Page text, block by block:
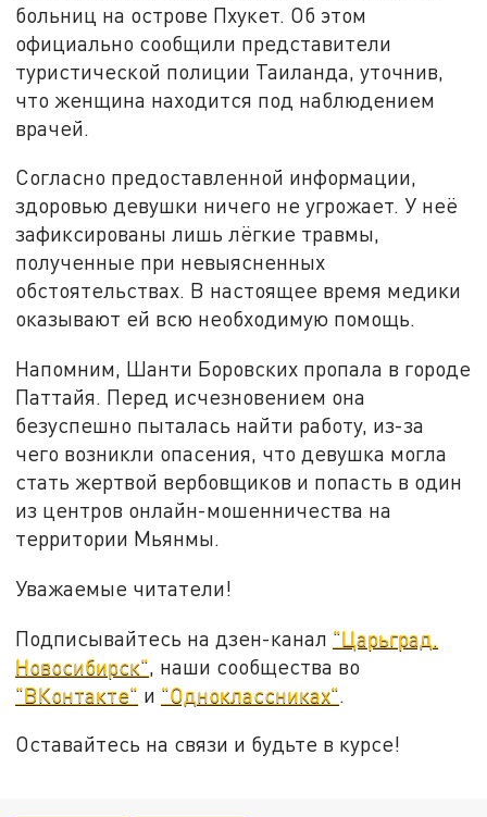
больниц на острове Пхукет. Об этом
официально сообщили представители
туристической полиции Таиланда, уточнив,
что женщина находится под наблюдением
врачей.
Согласно предоставленной информации,
здоровью девушки ничего не угрожает. У неё
зафиксированы лишь лёгкие травмы,
полученные при невыясненных
обстоятельствах. В настоящее время медики
оказывают ей всю необходимую помощь.
Напомним, Шанти Боровских пропала в городе
Паттайя. Перед исчезновением она
безуспешно пыталась найти работу, из-за
чего возникли опасения, что девушка могла
стать жертвой вербовщиков и попасть в один
из центров онлайн-мошенничества на
территории Мьянмы.
Уважаемые читатели!
Подписывайтесь на дзен-канал "Царьград.
Новосибирск" , наши сообщества во
"ВКонтакте" и "Одноклассниках"
Оставайтесь на связи и будьте в курсе!